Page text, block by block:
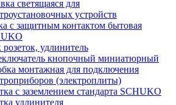
светящаяся для
устройств
с защитным контактом бытовая
розеток, удлинитель
кнопочный миниатюрный
монтажная для подключения
(электроплиты)
с заземлением стандарта SCHUKO
удлинителя